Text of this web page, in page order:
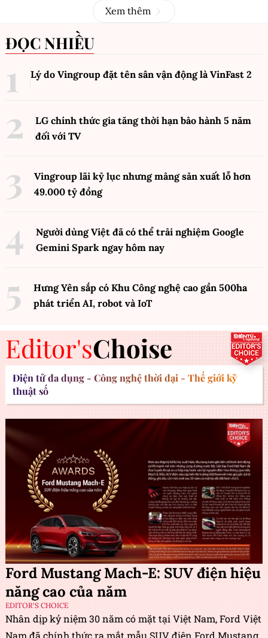
Xem thêm
ĐỌC NHIỀU
Lý do Vingroup đặt tên sân vận động là VinFast 2
LG chính thức gia tăng thời hạn bảo hành 5 năm
đối với TV
Vingroup lãi kỷ lục nhưng mảng sản xuất lỗ hơn
49.000 tỷ đồng
Người dùng Việt đã có thể trải nghiệm Google
Gemini Spark ngay hôm nay
Hưng Yên sắp có Khu Công nghệ cao gần 500ha
phát triển AI, robot và IoT
Editor'sChoise
Điện tử đa dụng - Công nghệ thời đại - Thế giới kỹ
thuật số
Ford Mustang Mach-E: SUV điện hiệu
năng cao của năm
EDITOR'S CHOICE
Nhân dịp kỷ niệm 30 năm có mặt tại Việt Nam, Ford Việt
Nam đã chính thức ra mắt mẫu SUV điện Ford Mustang